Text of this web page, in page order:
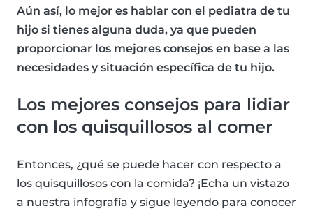
Aún así, lo mejor es hablar con el pediatra de tu
hijo si tienes alguna duda, ya que pueden
proporcionar los mejores consejos en base a las
necesidades y situación específica de tu hijo.
Los mejores consejos para lidiar
con los quisquillosos al comer
Entonces, ¿qué se puede hacer con respecto a
los quisquillosos con la comida? ¡Echa un vistazo
a nuestra infografía y sigue leyendo para conocer